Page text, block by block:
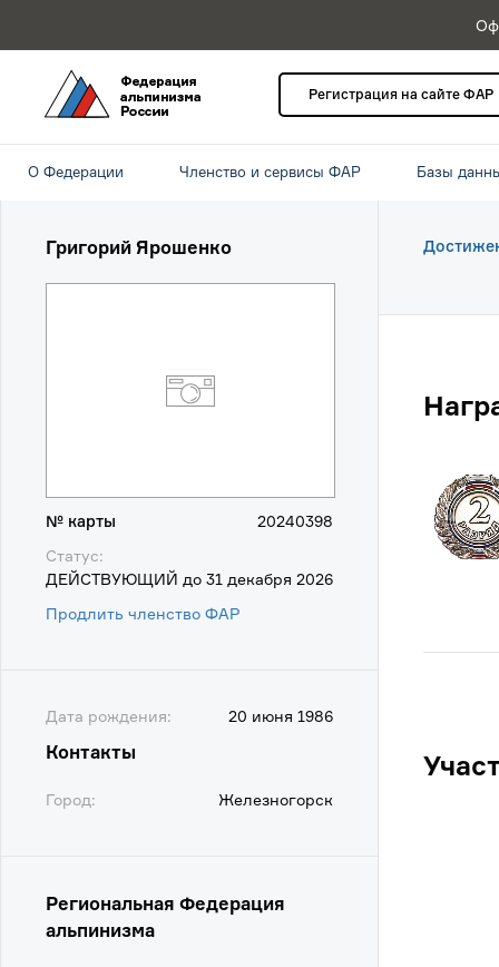
Регистрация на сайте ФАР
О Федерации Членство и сервисы ФАР Базы
Григорий Ярошенко
№ карты
20240398
Статус:
ДЕЙСТВУЮЩИЙ до 31 декабря 2026
Продлить членство ФАР
Дата рождения: 20 июня 1986
Контакты
Город: Железногорск
Региональная Федерация
альпинизма